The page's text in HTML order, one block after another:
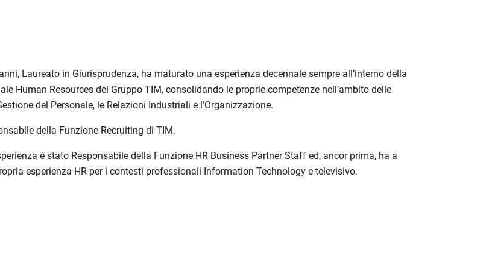
Laureato in Giurisprudenza, ha maturato una esperienza decennale sempre all’interno della
Human Resources del Gruppo TIM, consolidando le proprie competenze nell’ambito delle
del Personale, le Relazioni Industriali e l’Organizzazione.
della Funzione Recruiting di TIM.
è stato Responsabile della Funzione HR Business Partner Staff ed, ancor prima, ha a
esperienza HR per i contesti professionali Information Technology e televisivo.